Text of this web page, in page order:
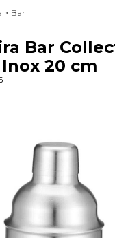
> Bar
Bar
20 cm